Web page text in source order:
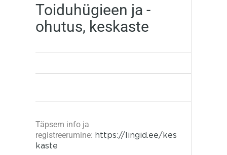
Toiduhügieen ja -
ohutus, keskaste
Täpsem info ja
registreerumine: https://lingid.ee/kes
kaste